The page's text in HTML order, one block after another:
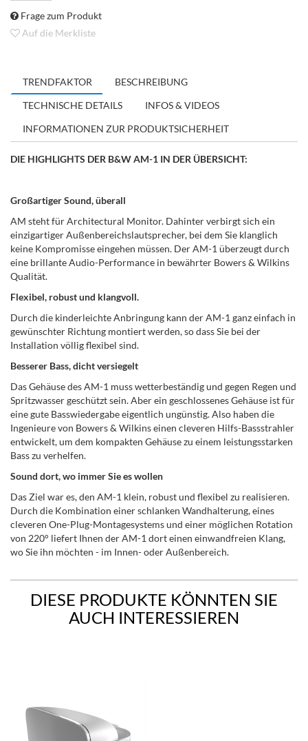
Frage zum Produkt
Auf die Merkliste
TRENDFAKTOR
BESCHREIBUNG
TECHNISCHE DETAILS
INFOS & VIDEOS
INFORMATIONEN ZUR PRODUKTSICHERHEIT
DIE HIGHLIGHTS DER B&W AM-1 IN DER ÜBERSICHT:
Großartiger Sound, überall
AM steht für Architectural Monitor. Dahinter verbirgt sich ein
einzigartiger Außenbereichslautsprecher, bei dem Sie klanglich
keine Kompromisse eingehen müssen. Der AM-1 überzeugt durch
eine brillante Audio-Performance in bewährter Bowers & Wilkins
Qualität.
Flexibel, robust und klangvoll.
Durch die kinderleichte Anbringung kann der AM-1 ganz einfach in
gewünschter Richtung montiert werden, so dass Sie bei der
Installation völlig flexibel sind.
Besserer Bass, dicht versiegelt
Das Gehäuse des AM-1 muss wetterbeständig und gegen Regen und
Spritzwasser geschützt sein. Aber ein geschlossenes Gehäuse ist für
eine gute Basswiedergabe eigentlich ungünstig. Also haben die
Ingenieure von Bowers & Wilkins einen cleveren Hilfs-Bassstrahler
entwickelt, um dem kompakten Gehäuse zu einem leistungsstarken
Bass zu verhelfen.
Sound dort, wo immer Sie es wollen
Das Ziel war es, den AM-1 klein, robust und flexibel zu realisieren.
Durch die Kombination einer schlanken Wandhalterung, eines
cleveren One-Plug-Montagesystems und einer möglichen Rotation
von 220° liefert Ihnen der AM-1 dort einen einwandfreien Klang,
wo Sie ihn möchten - im Innen- oder Außenbereich.
DIESE PRODUKTE KÖNNTEN SIE
AUCH INTERESSIEREN